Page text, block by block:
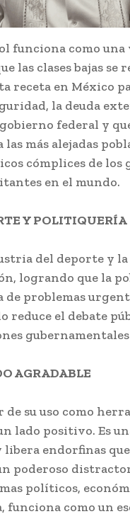
funciona como una
las clases bajas se
receta en México
la deuda
federal y
las más alejadas
cómplices de
en el mundo.
Y POLITIQUERÍA
del deporte y
logrando que la
de problemas
reduce el debate
AGRADABLE
de su uso como
lado positivo. Es
libera endorfinas
poderoso
políticos,
funciona como un